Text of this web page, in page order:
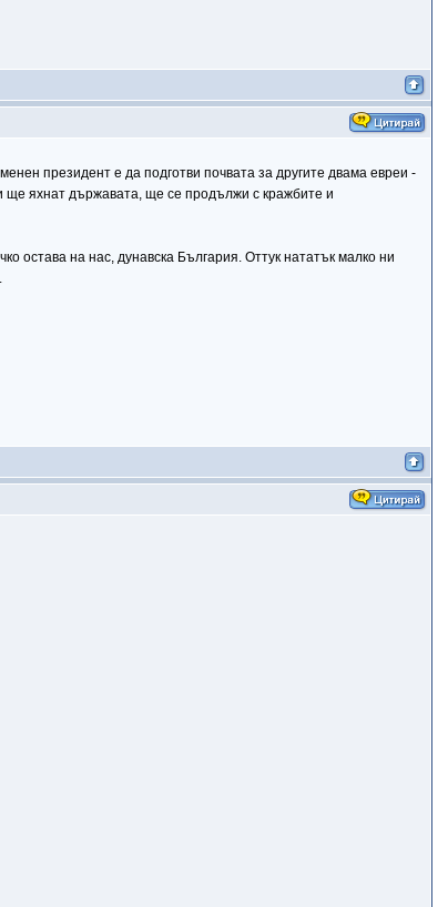
президент е да подготви почвата за другите двама евреи -
яхнат държавата, ще се продължи с кражбите и
остава на нас, дунавска България. Оттук нататък малко ни